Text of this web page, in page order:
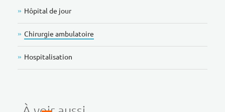
Hôpital de jour
Chirurgie ambulatoire
Hospitalisation